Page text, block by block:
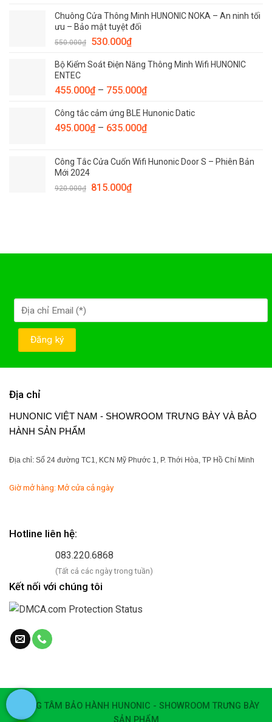
Chuông Cửa Thông Minh HUNONIC NOKA – An ninh tối
ưu – Bảo mật tuyệt đối
550.000₫ 530.000₫
Bộ Kiểm Soát Điện Năng Thông Minh Wifi HUNONIC
ENTEC
455.000₫– 755.000₫
Công tắc cảm ứng BLE Hunonic Datic
495.000₫– 635.000₫
Công Tắc Cửa Cuốn Wifi Hunonic Door S – Phiên Bản
Mới 2024
920.000₫ 815.000₫
Địa chỉ
HUNONIC VIỆT NAM - SHOWROOM TRƯNG BÀY VÀ BẢO
HÀNH SẢN PHẨM
Địa chỉ: Số 24 đường TC1, KCN Mỹ Phước 1, P. Thới Hòa, TP Hồ Chí Minh
Giờ mở hàng: Mở cửa cả ngày
Hotline liên hệ:
083.220.6868
(Tất cả các ngày trong tuần)
Kết nối với chúng tôi
TRUNG TÂM BẢO HÀNH HUNONIC - SHOWROOM TRƯNG BÀY
SẢN PHẨM